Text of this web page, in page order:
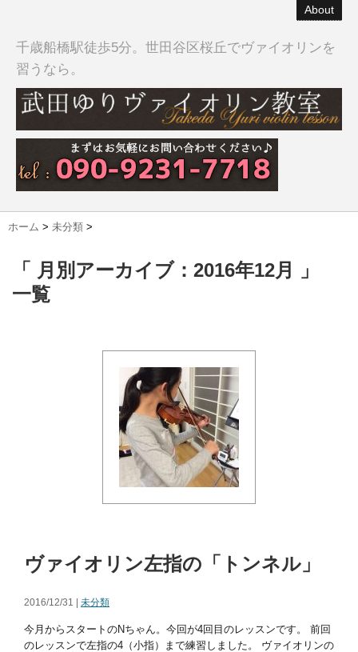
About
千歳船橋駅徒歩5分。世田谷区桜丘でヴァイオリンを
習うなら。
ホーム > 未分類 >
「 月別アーカイブ：2016年12月 」
一覧
ヴァイオリン左指の「トンネル」
2016/12/31 | 未分類
今月からスタートのNちゃん。今回が4回目のレッスンです。 前回
のレッスンで左指の4（小指）まで練習しました。 ヴァイオリンの